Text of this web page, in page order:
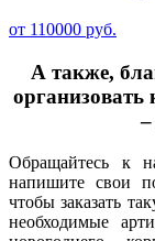
от 110000 руб.
А также,
Обращайтесь к
напишите свои
чтобы заказать
необходимые